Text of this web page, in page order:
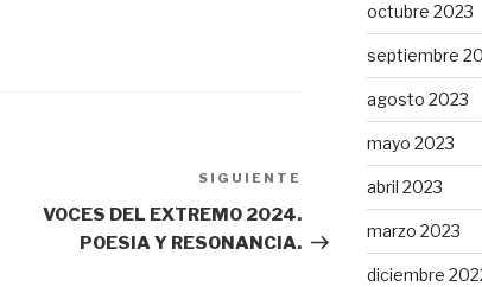
Siguiente
entrada
SIGUIENTE
VOCES DEL EXTREMO 2024.
POESIA Y RESONANCIA.
octubre 2023
septiembre
agosto 2023
mayo 2023
abril 2023
marzo 2023
diciembre